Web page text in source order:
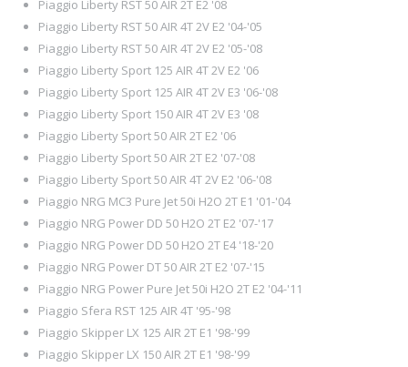
Piaggio Liberty RST 50 AIR 2T E2 '08
Piaggio Liberty RST 50 AIR 4T 2V E2 '04-'05
Piaggio Liberty RST 50 AIR 4T 2V E2 '05-'08
Piaggio Liberty Sport 125 AIR 4T 2V E2 '06
Piaggio Liberty Sport 125 AIR 4T 2V E3 '06-'08
Piaggio Liberty Sport 150 AIR 4T 2V E3 '08
Piaggio Liberty Sport 50 AIR 2T E2 '06
Piaggio Liberty Sport 50 AIR 2T E2 '07-'08
Piaggio Liberty Sport 50 AIR 4T 2V E2 '06-'08
Piaggio NRG MC3 Pure Jet 50i H2O 2T E1 '01-'04
Piaggio NRG Power DD 50 H2O 2T E2 '07-'17
Piaggio NRG Power DD 50 H2O 2T E4 '18-'20
Piaggio NRG Power DT 50 AIR 2T E2 '07-'15
Piaggio NRG Power Pure Jet 50i H2O 2T E2 '04-'11
Piaggio Sfera RST 125 AIR 4T '95-'98
Piaggio Skipper LX 125 AIR 2T E1 '98-'99
Piaggio Skipper LX 150 AIR 2T E1 '98-'99